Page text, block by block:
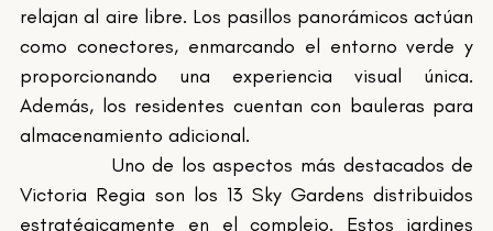
relajan al aire libre. Los pasillos panorámicos actúan
como conectores, enmarcando el entorno verde y
proporcionando una experiencia visual única.
Además, los residentes cuentan con bauleras para
almacenamiento adicional.
Victoria Regia son los 13 Sky Gardens distribuidos
estratégicamente en el complejo. Estos jardines